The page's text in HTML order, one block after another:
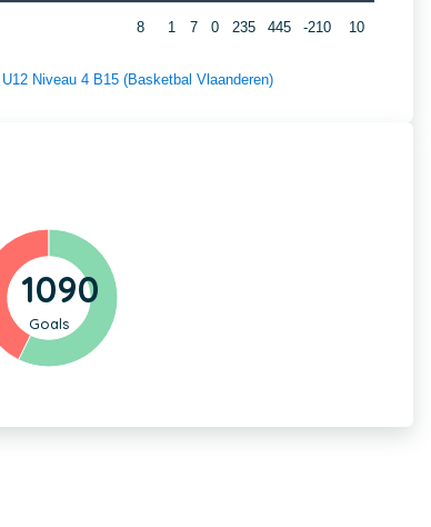
8 1 7 0 235 445 -210 10
Niveau 4 B15 (Basketbal Vlaanderen)
1090
Goals